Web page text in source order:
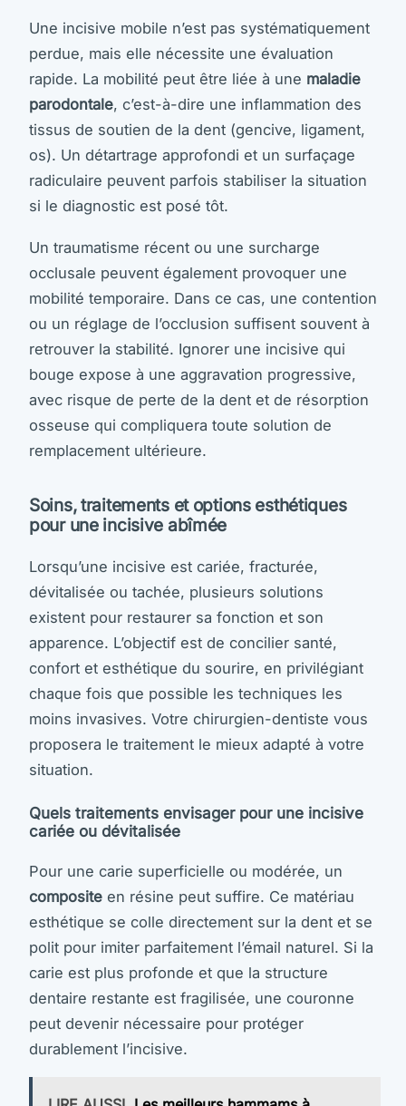
Une incisive mobile n’est pas systématiquement
perdue, mais elle nécessite une évaluation
rapide. La mobilité peut être liée à une maladie
parodontale, c’est-à-dire une inflammation des
tissus de soutien de la dent (gencive, ligament,
os). Un détartrage approfondi et un surfaçage
radiculaire peuvent parfois stabiliser la situation
si le diagnostic est posé tôt.
Un traumatisme récent ou une surcharge
occlusale peuvent également provoquer une
mobilité temporaire. Dans ce cas, une contention
ou un réglage de l’occlusion suffisent souvent à
retrouver la stabilité. Ignorer une incisive qui
bouge expose à une aggravation progressive,
avec risque de perte de la dent et de résorption
osseuse qui compliquera toute solution de
remplacement ultérieure.
Soins, traitements et options esthétiques
pour une incisive abîmée
Lorsqu’une incisive est cariée, fracturée,
dévitalisée ou tachée, plusieurs solutions
existent pour restaurer sa fonction et son
apparence. L’objectif est de concilier santé,
confort et esthétique du sourire, en privilégiant
chaque fois que possible les techniques les
moins invasives. Votre chirurgien-dentiste vous
proposera le traitement le mieux adapté à votre
situation.
Quels traitements envisager pour une incisive
cariée ou dévitalisée
Pour une carie superficielle ou modérée, un
composite en résine peut suffire. Ce matériau
esthétique se colle directement sur la dent et se
polit pour imiter parfaitement l’émail naturel. Si la
carie est plus profonde et que la structure
dentaire restante est fragilisée, une couronne
peut devenir nécessaire pour protéger
durablement l’incisive.